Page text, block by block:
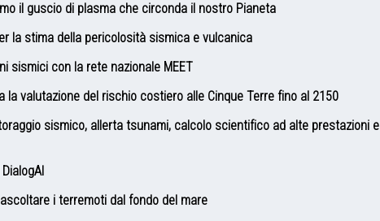
il guscio di plasma che circonda il nostro Pianeta
la stima della pericolosità sismica e vulcanica
sismici con la rete nazionale MEET
la valutazione del rischio costiero alle Cinque Terre fino al 2150
sismico, allerta tsunami, calcolo scientifico ad alte prestazioni e
DialogAI
ascoltare i terremoti dal fondo del mare